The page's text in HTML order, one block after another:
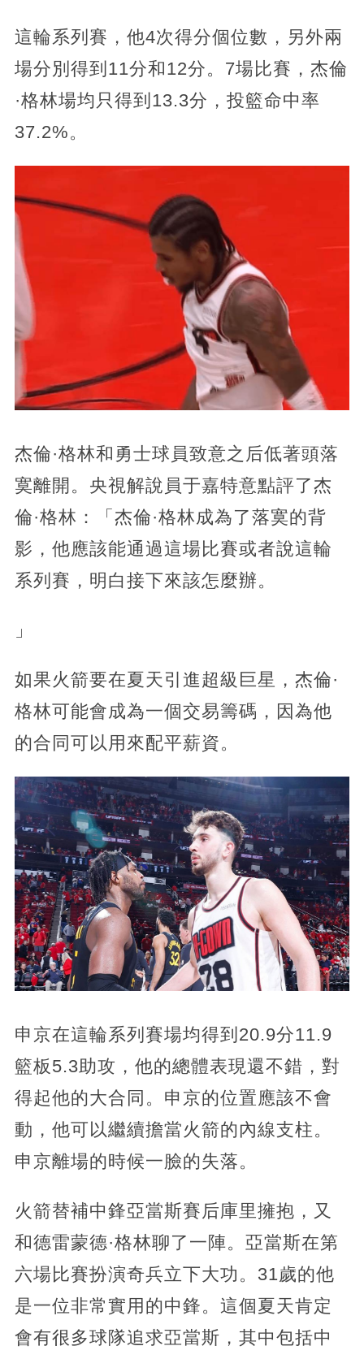
這輪系列賽，他4次得分個位數，另外兩
場分別得到11分和12分。7場比賽，杰倫
·格林場均只得到13.3分，投籃命中率
37.2%。
杰倫·格林和勇士球員致意之后低著頭落
寞離開。央視解說員于嘉特意點評了杰
倫·格林：「杰倫·格林成為了落寞的背
影，他應該能通過這場比賽或者說這輪
系列賽，明白接下來該怎麼辦。
」
如果火箭要在夏天引進超級巨星，杰倫·
格林可能會成為一個交易籌碼，因為他
的合同可以用來配平薪資。
申京在這輪系列賽場均得到20.9分11.9
籃板5.3助攻，他的總體表現還不錯，對
得起他的大合同。申京的位置應該不會
動，他可以繼續擔當火箭的內線支柱。
申京離場的時候一臉的失落。
火箭替補中鋒亞當斯賽后庫里擁抱，又
和德雷蒙德·格林聊了一陣。亞當斯在第
六場比賽扮演奇兵立下大功。31歲的他
是一位非常實用的中鋒。這個夏天肯定
會有很多球隊追求亞當斯，其中包括中